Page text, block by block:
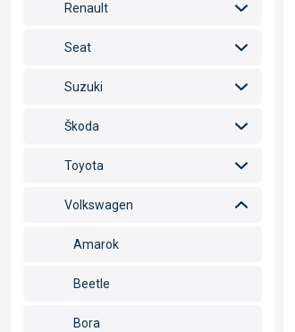
Renault
Seat
Suzuki
Škoda
Toyota
Volkswagen
Amarok
Beetle
Bora